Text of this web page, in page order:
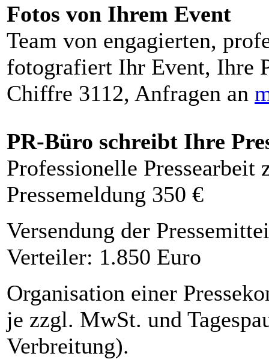
Fotos von Ihrem Event
Team von engagierten,
fotografiert Ihr Event, Ihre
Chiffre 3112, Anfragen an
PR-Büro schreibt Ihre
Professionelle Pressearbeit
Pressemeldung 350 €
Versendung der
Verteiler: 1.850 Euro
Organisation einer
je zzgl. MwSt. und
Verbreitung).